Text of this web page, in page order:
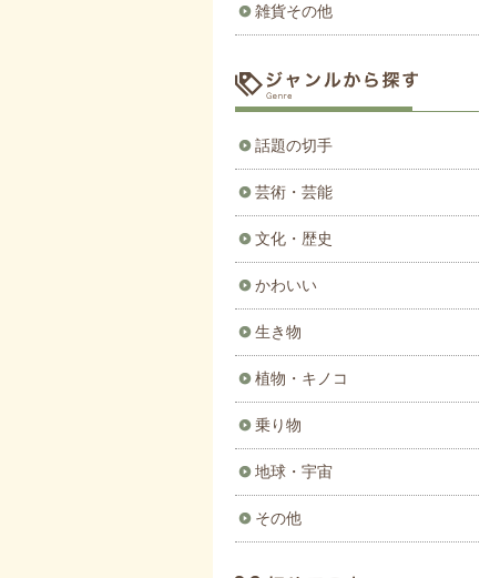
雑貨その他
話題の切手
芸術・芸能
文化・歴史
かわいい
生き物
植物・キノコ
乗り物
地球・宇宙
その他